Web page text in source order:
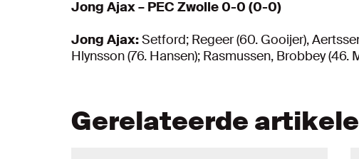
Jong Ajax – PEC Zwolle 0-0 (0-0)
Jong Ajax:Setford; Regeer (60. Gooijer),
Hlynsson (76. Hansen); Rasmussen, Brobbey (46.
Gerelateerde